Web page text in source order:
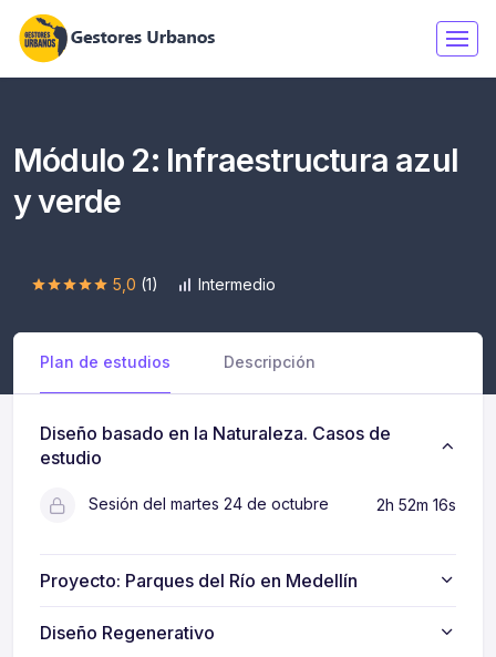
Módulo 2: Infraestructura azul
y verde
5,0 (1) Intermedio
Plan de estudios Descripción
Diseño basado en la Naturaleza. Casos de
estudio
Sesión del martes 24 de octubre 2h 52m 16s
Proyecto: Parques del Río en Medellín
Diseño Regenerativo